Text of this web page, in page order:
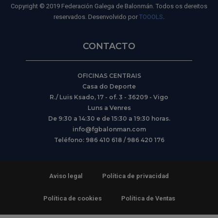
Copyright © 2019 Federación Galega de Balonmán. Todos os dereitos
reservados. Desenvolvido por TOOOLS
CONTACTO
OFICINAS CENTRAIS
Casa do Deporte
R./ Luis Ksado, 17 - of. 3 - 36209 - Vigo
Luns a Venres
De 9:30 a 14:30 e de 15:30 a 19:30 horas.
info@fgbalonman.com
Teléfono: 986 410 618 / 986 420 176
Aviso legal Política de privacidad
Política de cookies Política de Ventas